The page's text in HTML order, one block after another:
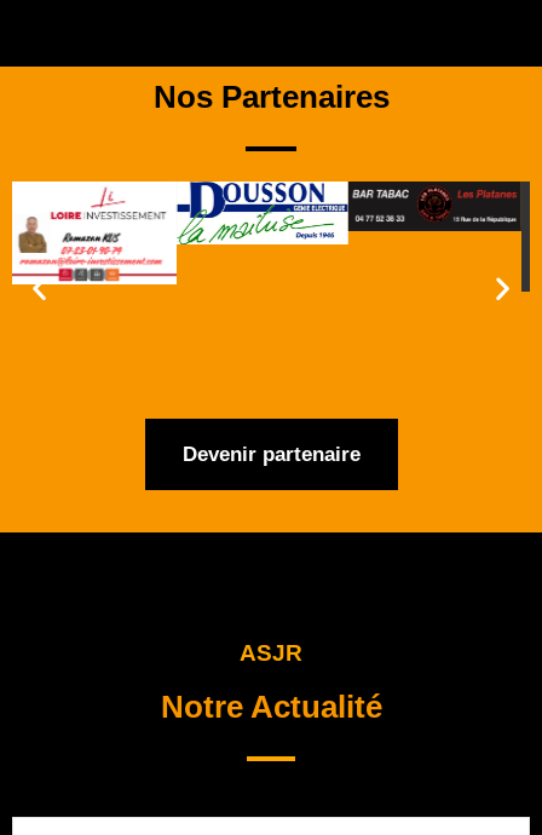
Nos Partenaires
Devenir partenaire
ASJR
Notre Actualité